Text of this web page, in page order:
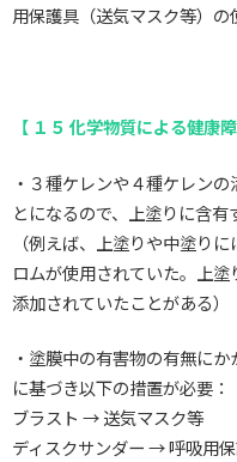
用保護具（送気マスク等）の
【 １５ 化学物質による健康
・３種ケレンや４種ケレン
とになるので、上塗りに含有
（例えば、上塗りや中塗り
ロムが使用されていた。上
添加されていたことがある）
・塗膜中の有害物の有無に
に基づき以下の措置が必要：
ブラスト → 送気マスク等
ディスクサンダー → 呼吸用